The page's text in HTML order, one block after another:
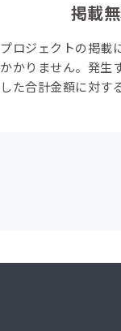
掲載
プロジェクトの掲載
かかりません。発生
した合計金額に対す